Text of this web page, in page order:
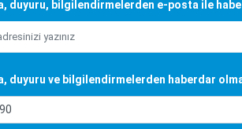
duyuru, bilgilendirmelerden e-posta ile
duyuru ve bilgilendirmelerden haberdar